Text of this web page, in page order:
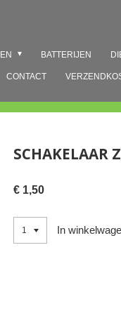
BATTERIJEN
CONTACT
SCHAKELAAR
€ 1,50
In